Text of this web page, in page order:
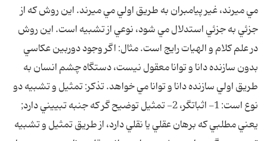
مي ميرند، غير پيامبران به طريق اولي مي ميرند. اين روش که از
جزئي به جزئي استدلال مي شود، نوعي از تشبيه است. اين روش
در علم کلام و الهيات رايج است. مثال: اگر وجود دوربين عکاسي
بدون سازنده دانا و توانا معقول نيست، دستگاه چشم انسان به
طريق اولي سازنده دانا و توانا مي خواهد. تذکر: تمثيل و تشبيه دو
نوع است: 1- اثباتگر، 2- تمثيل توضيح گر که جنبه تبييني دارد;
يعني مطلبي که برهان عقلي يا نقلي دارد، از طريق تمثيل و تشبيه